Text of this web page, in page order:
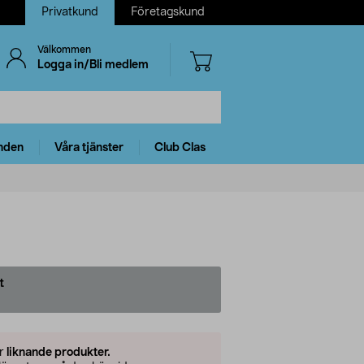
Privatkund Företagskund
Välkommen
Logga in/Bli medlem
Våra tjänster Club Clas
liknande produkter.